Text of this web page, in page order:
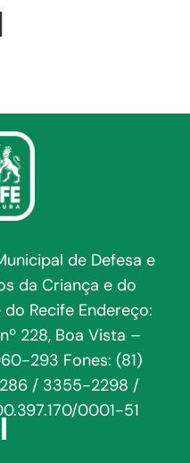
de Defesa e
da Criança e do
Recife Endereço:
228, Boa Vista –
293 Fones: (81)
/ 3355-2298 /
0001-51